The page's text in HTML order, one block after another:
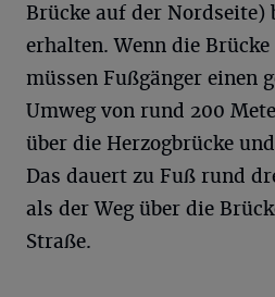
Brücke auf der Nordseite)
erhalten. Wenn die
müssen Fußgänger einen
Umweg von rund 200
über die Herzogbrücke
Das dauert zu Fuß rund
als der Weg über die
Straße.